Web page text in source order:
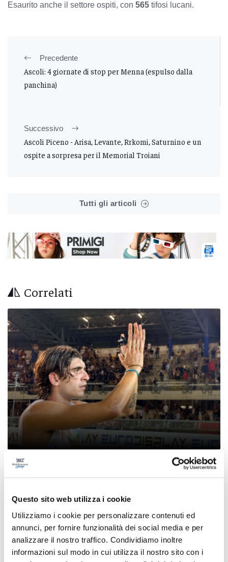
Questo sito web utilizza i cookie
Utilizziamo i cookie per personalizzare contenuti ed
annunci, per fornire funzionalità dei social media e per
analizzare il nostro traffico. Condividiamo inoltre
informazioni sul modo in cui utilizza il nostro sito con i
Esaurito anche il settore ospiti, con 565 tifosi lucani.
Precedente
Ascoli: 4 giornate di stop per Menna (espulso dalla
panchina)
Successivo
Ascoli Piceno - Arisa, Levante, Rrkomi, Saturnino e un
ospite a sorpresa per il Memorial Troiani
Tutti gli articoli
Correlati
Samb-Lanciano 4-0, entrano Sgarbi e Perrotta
e cambia tutto, doppietta di Faggioli